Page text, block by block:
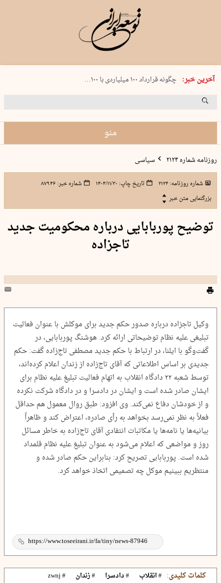
آخرین خبر:
شنبه 17 مرداد 1405 شماره 2244
چگونه قرارداد ۱۰۰ میلیاردی با ۱۰۰…
پنجره‌ای که باز نشد
منو
روزنامه شماره ۲۱۲۴ سیاسی
شماره روزنامه:۲۱۲۴ تاریخ چاپ: ۱۴۰۴/۱۱/۳۰ شماره خبر:۸۷۹۴۶
بزرگنمایی متن خبر
توضیح پوربابایی درباره محکومیت جدید
تاجزاده
وکیل تاجزاده درباره صدور حکم جدید برای موکلش با عنوان فعالیت
تبلیغی علیه نظام توضیحاتی ارائه کرد. هوشنگ پوربابایی، در
گفت‌وگو با ایلنا، در ارتباط با حکم جدید مصطفی تاج‌زاده گفت: حکم
جدیدی بر اساس اطلاعاتی که آقای تاج‌زاده از زندان اعلام کرده‌اند،
توسط شعبه ۲۲ دادگاه انقلاب به اتهام فعالیت تبلیغ علیه نظام برای
ایشان صادر شده است و ایشان در دادسرا و در دادگاه شرکت نکرده
و از خودشان دفاع نمی‌کند. وی افزود: طبق روال معمول هم حداقل
فعلاً به نظر نمی‌رسد بخواهد به رأی صادره، اعتراض کند و ظاهراً
بیانیه‌ها یا نامه‌ها یا مکاتبات انتقادی آقای تاج‌زاده به خاطر مسائل
روز و مواضعی که اعلام می‌شود به عنوان تبلیغ علیه نظام قلمداد
شده است. پوربابایی تصریح کرد: بنابراین حکم صادر شده و
منتظریم ببینیم موکل چه تصمیمی اتخاذ خواهد کرد.
کلمات کلیدی: # انقلاب # دادسرا # زندان
# zwnj